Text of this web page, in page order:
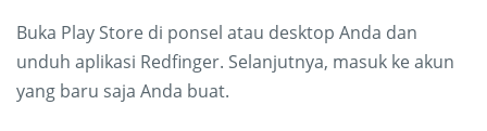
Buka Play Store di ponsel atau desktop Anda dan
unduh aplikasi Redfinger. Selanjutnya, masuk ke akun
yang baru saja Anda buat.